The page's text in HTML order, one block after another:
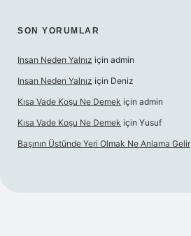
SON YORUMLAR
Insan Neden Yalnız için admin
Insan Neden Yalnız için Deniz
Kısa Vade Koşu Ne Demek için admin
Kısa Vade Koşu Ne Demek için Yusuf
Başının Üstünde Yeri Olmak Ne Anlama Gelir